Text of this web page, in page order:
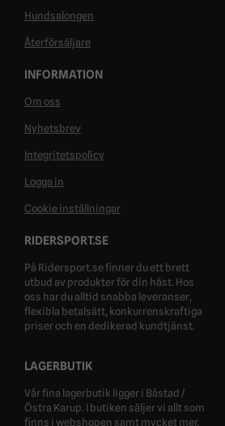
Hundsalongen
Återförsäljare
INFORMATION
Om oss
Nyhetsbrev
Integritetspolicy
Logga in
Cookie inställningar
RIDERSPORT.SE
På Ridersport.se finner du ett brett
utbud av produkter för din häst. Hos
oss har du alltid snabba leveranser,
flexibla betalsätt, konkurrenskraftiga
priser och en dedikerad kundtjänst.
LAGERBUTIK
Vår fina lagerbutik ligger i Båstad /
Östra Karup. I butiken säljer vi allt som
finns i webshopen samt mycket mer.